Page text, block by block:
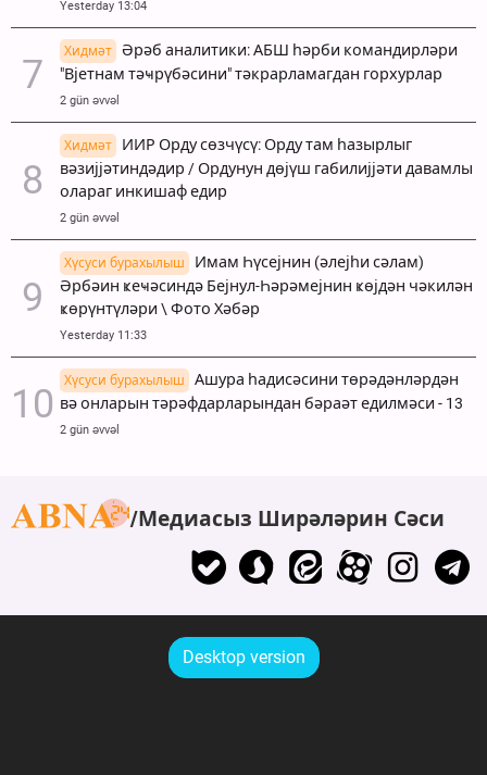
Yesterday 13:04
Хидмәт
Әрәб аналитики: АБШ һәрби командирләри
"Вјетнам тәҹрүбәсини" тәкрарламагдан горхурлар
2 gün əvvəl
Хидмәт
ИИР Орду сөзчүсү: Орду там һазырлыг
вәзијјәтиндәдир / Ордунун дөјүш габилијјәти давамлы
олараг инкишаф едир
2 gün əvvəl
Хүсуси бурахылыш
Имам Һүсејнин (әлејһи сәлам)
Әрбәин ҝеҹәсиндә Бејнул-Һәрәмејнин ҝөјдән чәкилән
ҝөрүнтүләри \ Фото Хәбәр
Yesterday 11:33
Хүсуси бурахылыш
Ашура һадисәсини төрәдәнләрдән
вә онларын тәрәфдарларындан бәраәт едилмәси - 13
2 gün əvvəl
Медиасыз Ширәләрин Сәси
Desktop version